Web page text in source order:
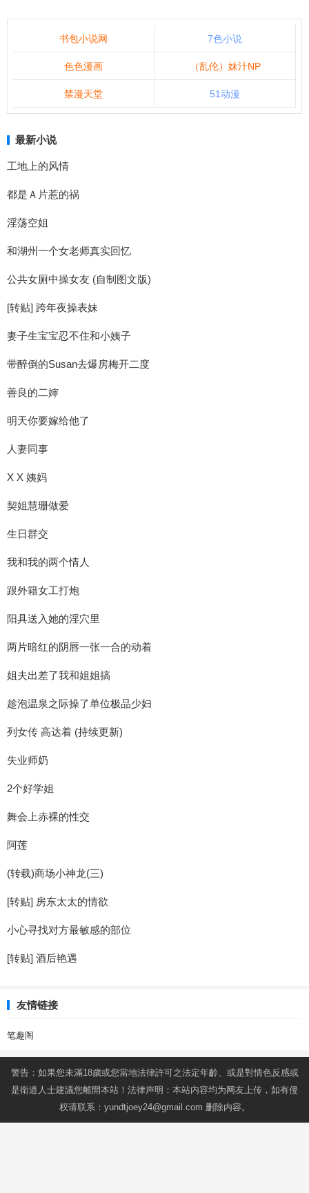
书包小说网 7色小说
色色漫画 （乱伦）妹汁NP
禁漫天堂 51动漫
最新小说
工地上的风情
都是Ａ片惹的祸
淫荡空姐
和湖州一个女老师真实回忆
公共女厕中操女友 (自制图文版)
[转贴] 跨年夜操表妹
妻子生宝宝忍不住和小姨子
带醉倒的Susan去爆房梅开二度
善良的二婶
明天你要嫁给他了
人妻同事
X X 姨妈
契姐慧珊做爱
生日群交
我和我的两个情人
跟外籍女工打炮
阳具送入她的淫穴里
两片暗红的阴唇一张一合的动着
姐夫出差了我和姐姐搞
趁泡温泉之际操了单位极品少妇
列女传 高达着 (持续更新)
失业师奶
2个好学姐
舞会上赤裸的性交
阿莲
(转载)商场小神龙(三)
[转贴] 房东太太的情欲
小心寻找对方最敏感的部位
[转贴] 酒后艳遇
友情链接
笔趣阁
警告：如果您未滿18歲或您當地法律許可之法定年齡、或是對情色反感或
是衛道人士建議您離開本站！法律声明：本站内容均为网友上传，如有侵
权请联系： yundtjoey24@gmail.com 删除内容。